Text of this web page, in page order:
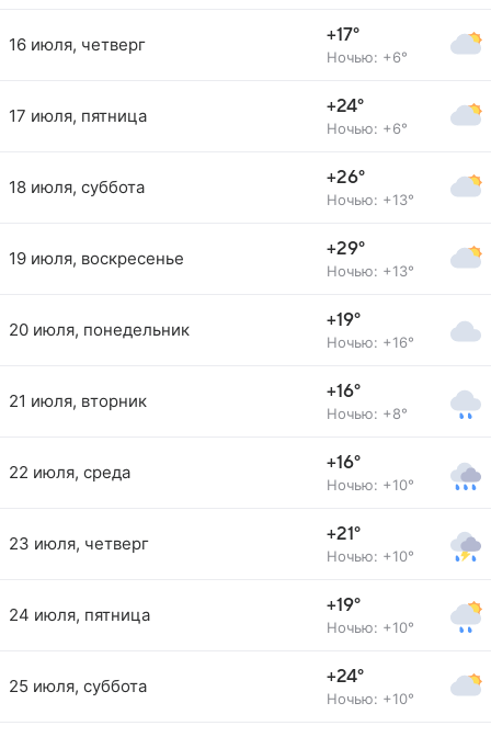
16 июля, четверг +17°
Ночью: +6°
17 июля, пятница +24°
Ночью: +6°
18 июля, суббота +26°
Ночью: +13°
19 июля, воскресенье +29°
Ночью: +13°
20 июля, понедельник +19°
Ночью: +16°
21 июля, вторник +16°
Ночью: +8°
22 июля, среда +16°
Ночью: +10°
23 июля, четверг +21°
Ночью: +10°
24 июля, пятница +19°
Ночью: +10°
25 июля, суббота +24°
Ночью: +10°